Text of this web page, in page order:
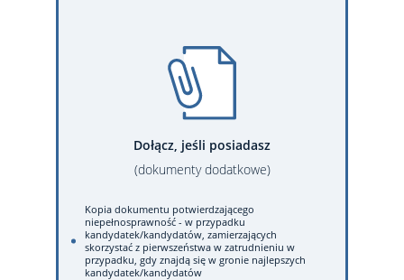
Dołącz, jeśli posiadasz
(dokumenty dodatkowe)
Kopia dokumentu potwierdzającego
niepełnosprawność - w przypadku
kandydatek/kandydatów, zamierzających
skorzystać z pierwszeństwa w zatrudnieniu w
przypadku, gdy znajdą się w gronie najlepszych
kandydatek/kandydatów